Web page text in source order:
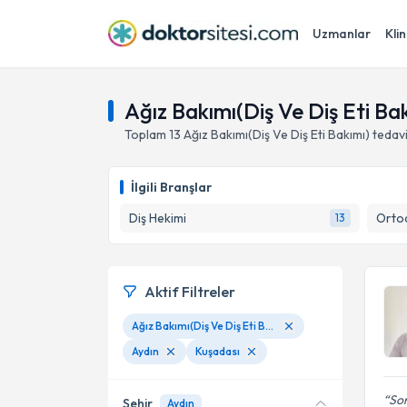
Uzmanlar
Ağız Bakımı(Diş Ve Diş Eti
Toplam 13 Ağız Bakımı(Diş Ve Diş Eti Bakımı)
İlgili Branşlar
Diş Hekimi
13
Aktif Filtreler
Ağız Bakımı(Diş Ve Diş Eti Bakımı)
Aydın
Kuşadası
Şehir Aydın